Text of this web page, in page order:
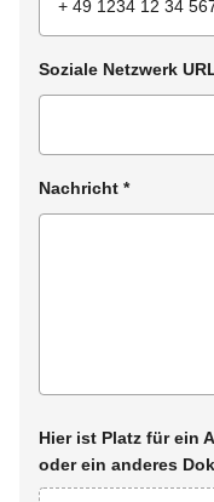
Soziale Netzwerk
Nachricht *
Hier ist Platz für ein
oder ein anderes